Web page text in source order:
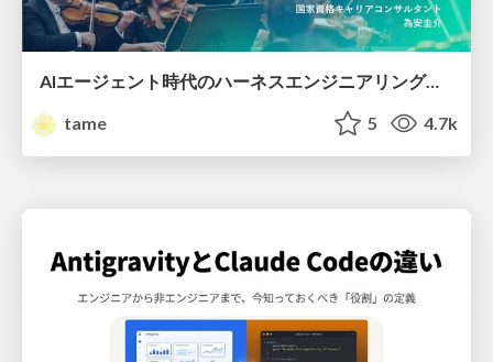
AIエージェント時代のハーネスエンジニアリングとは
tame
5 4.7k